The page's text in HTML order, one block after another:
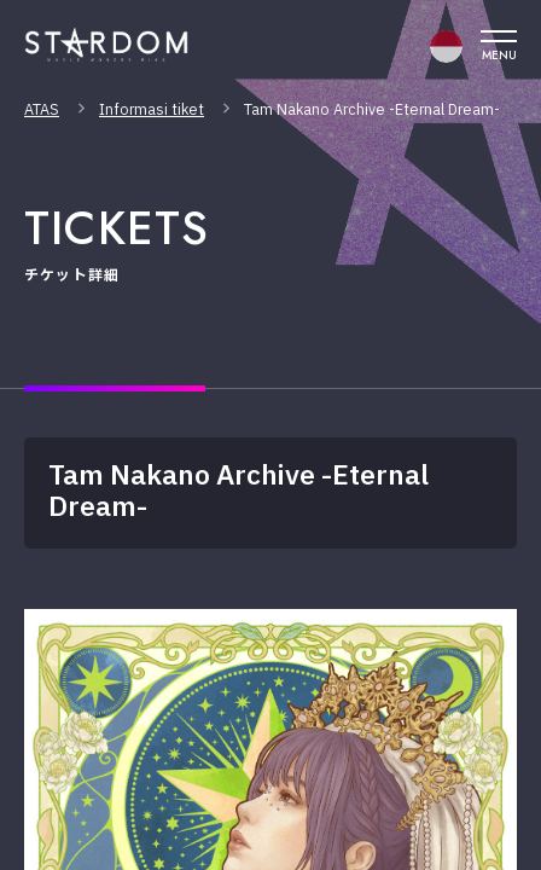
MENU
ATAS Informasi tiket Tam Nakano Archive -Eternal Dream-
TICKETS
チケット詳細
Tam Nakano Archive -Eternal
Dream-